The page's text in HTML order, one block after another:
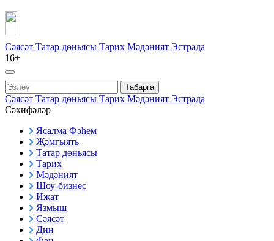
Сәясәт Татар дөньясы Тарих Мәдәният Эстрада
16+
Табарга
Сәясәт Татар дөньясы Тарих Мәдәният Эстрада
Сәхифәләр
Ясалма Фәһем
Җәмгыять
Татар дөньясы
Тарих
Мәдәният
Шоу-бизнес
Иҗат
Язмыш
Сәясәт
Дин